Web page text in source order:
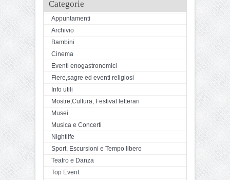
Categorie
Appuntamenti
Archivio
Bambini
Cinema
Eventi enogastronomici
Fiere,sagre ed eventi religiosi
Info utili
Mostre,Cultura, Festival letterari
Musei
Musica e Concerti
Nightlife
Sport, Escursioni e Tempo libero
Teatro e Danza
Top Event